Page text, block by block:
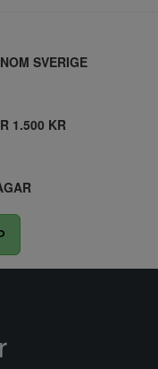
SVERIGE
1.500 KR